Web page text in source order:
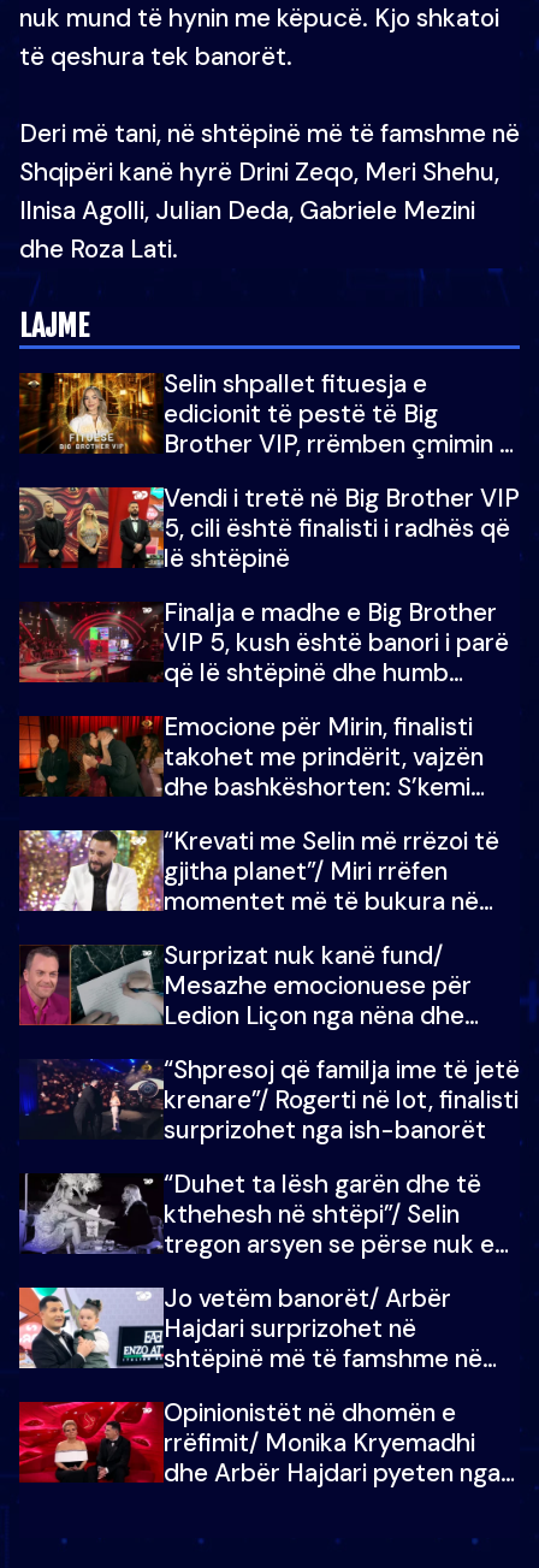
nuk mund të hynin me këpucë. Kjo shkatoi
të qeshura tek banorët.
Deri më tani, në shtëpinë më të famshme në
Shqipëri kanë hyrë Drini Zeqo, Meri Shehu,
Ilnisa Agolli, Julian Deda, Gabriele Mezini
dhe Roza Lati.
LAJME
Selin shpallet fituesja e
edicionit të pestë të Big
Brother VIP, rrëmben çmimin e
Vendi i tretë në Big Brother VIP
5, cili është finalisti i radhës që
lë shtëpinë
Finalja e madhe e Big Brother
VIP 5, kush është banori i parë
që lë shtëpinë dhe humb
çmimin e madh
Emocione për Mirin, finalisti
takohet me prindërit, vajzën
dhe bashkëshorten: S’kemi
“Krevati me Selin më rrëzoi të
gjitha planet”/ Miri rrëfen
momentet më të bukura në
mungojë zilja e mëngjesit kur…
Surprizat nuk kanë fund/
Mesazhe emocionuese për
Ledion Liçon nga nëna dhe
mban dot lotët: Nuk meritoj…
“Shpresoj që familja ime të jetë
krenare”/ Rogerti në lot, finalisti
surprizohet nga ish-banorët
“Duhet ta lësh garën dhe të
kthehesh në shtëpi”/ Selin
tregon arsyen se përse nuk e
çoja luftën time deri në fund
Jo vetëm banorët/ Arbër
Hajdari surprizohet në
shtëpinë më të famshme në
vajzën e tij
Opinionistët në dhomën e
rrëfimit/ Monika Kryemadhi
dhe Arbër Hajdari pyeten nga
zëvendësonit njëri-tjetrin?